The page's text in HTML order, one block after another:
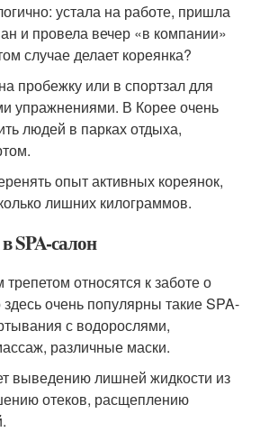
устала на работе, пришла
и провела вечер «в компании»
случае делает кореянка?
пробежку или в спортзал для
упражнениями. В Корее очень
людей в парках отдыха,
опыт активных кореянок,
лишних килограммов.
SPA-салон
относятся к заботе о
очень популярны такие SPA-
с водорослями,
различные маски.
выведению лишней жидкости из
отеков, расщеплению